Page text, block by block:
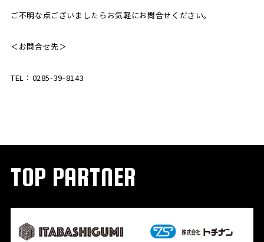
ご不明な点ございましたらお気軽にお問合せください。
＜お問合せ先＞
TEL：0285-39-8143
TOP PARTNER